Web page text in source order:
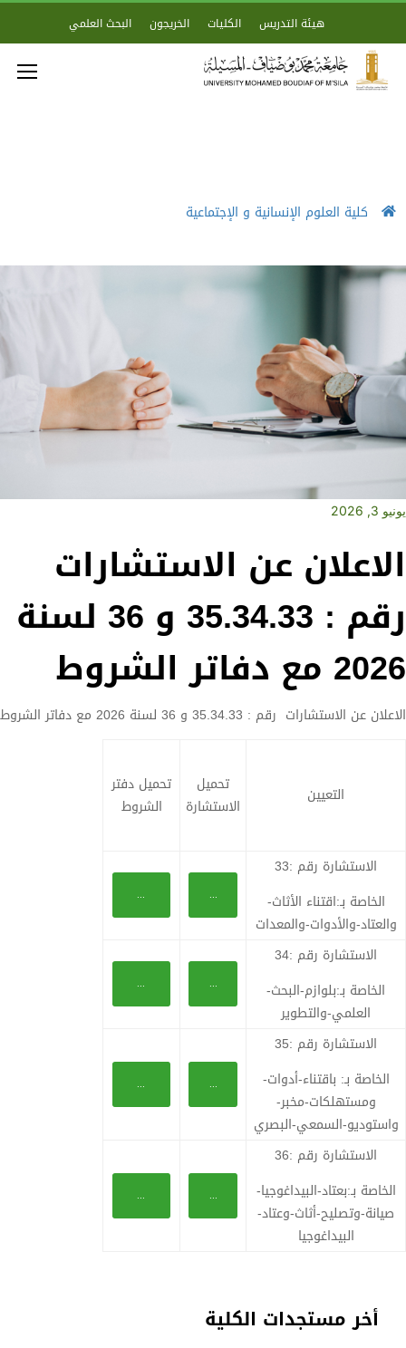
هيئة التدريس الكليات الخريجون البحث العلمي
كلية العلوم الإنسانية و الإجتماعية
أخر مستجدات الكلية
يونيو 3, 2026
الاعلان عن الاستشارات
رقم : 35.34.33 و 36 لسنة
2026 مع دفاتر الشروط
الاعلان عن الاستشارات رقم : 35.34.33 و 36 لسنة 2026 مع دفاتر الشروط
التعيين
تحميل
الاستشارة
تحميل دفتر
الشروط
الاستشارة رقم :33
الخاصة بـ:اقتناء الأثاث-
والعتاد-والأدوات-والمعدات
...
...
الاستشارة رقم :34
الخاصة بـ:بلوازم-البحث-
العلمي-والتطوير
...
...
الاستشارة رقم :35
الخاصة بـ: باقتناء-أدوات-
ومستهلكات-مخبر-
واستوديو-السمعي-البصري
...
...
الاستشارة رقم :36
الخاصة بـ:بعتاد-البيداغوجيا-
صيانة-وتصليح-أثاث-وعتاد-
البيداغوجيا
...
...